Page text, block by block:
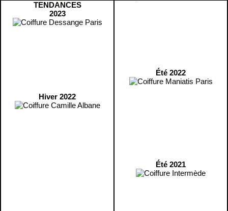
TENDANCES
2023
Hiver 2022
Été 2022
Été 2021